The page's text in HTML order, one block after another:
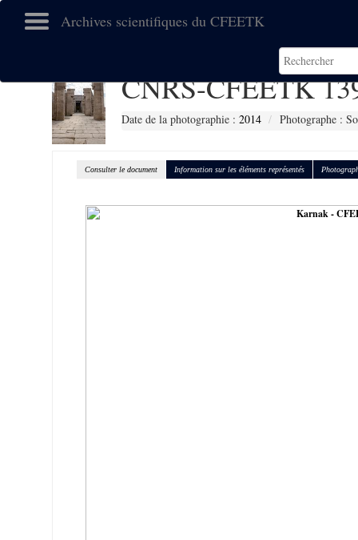
Archives scientifiques du CFEETK
CNRS-CFEETK
Date de la photographie : 2014 Photographe :
Consulter le document Information sur les éléments représentés